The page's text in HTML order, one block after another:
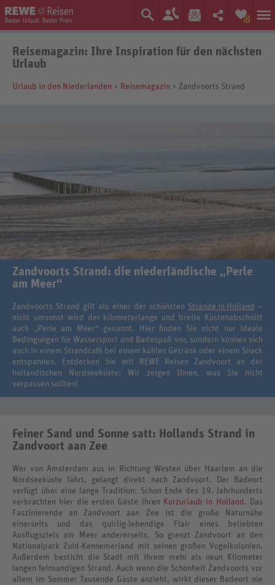
0
Reisemagazin: Ihre Inspiration für den nächsten
Urlaub
Urlaub in den Niederlanden > Reisemagazin > Zandvoorts Strand
Zandvoorts Strand: die niederländische „Perle
am Meer“
Zandvoorts Strand gilt als einer der schönsten Strände in Holland
–
nicht umsonst wird der kilometerlange und breite Küstenabschnitt
auch „Perle am Meer“ genannt. Hier finden Sie nicht nur ideale
Bedingungen für Wassersport und Badespaß vor, sondern können sich
auch in einem Strandcafé bei einem kühlen Getränk oder einem Snack
entspannen. Entdecken Sie mit REWE Reisen Zandvoort an der
holländischen Nordseeküste: Wir zeigen Ihnen, was Sie nicht
verpassen sollten!
Feiner Sand und Sonne satt: Hollands Strand in
Zandvoort aan Zee
Wer von Amsterdam aus in Richtung Westen über Haarlem an die
Nordseeküste fährt, gelangt direkt nach Zandvoort. Der Badeort
verfügt über eine lange Tradition: Schon Ende des 19. Jahrhunderts
verbrachten hier die ersten Gäste ihren
Kurzurlaub in Holland . Das
Faszinierende an Zandvoort aan Zee ist die große Naturnähe
einerseits und das quirlig-lebendige Flair eines beliebten
Ausflugsziels am Meer andererseits. So grenzt Zandvoort an den
Nationalpark Zuid-Kennemerland mit seinen großen Vogelkolonien.
Außerdem besticht die Stadt mit ihrem mehr als neun Kilometer
langen feinsandigen Strand. Auch wenn die Schönheit Zandvoorts vor
allem im Sommer Tausende Gäste anzieht, wirkt dieser Badeort nie